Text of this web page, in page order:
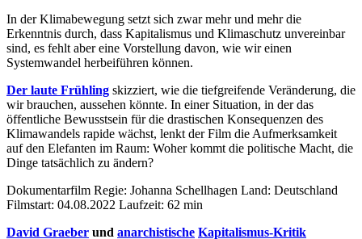
In der Klimabewegung setzt sich zwar mehr und mehr die
Erkenntnis durch, dass Kapitalismus und Klimaschutz unvereinbar
sind, es fehlt aber eine Vorstellung davon, wie wir einen
Systemwandel herbeiführen können.
Der laute Frühling skizziert, wie die tiefgreifende Veränderung, die
wir brauchen, aussehen könnte. In einer Situation, in der das
öffentliche Bewusstsein für die drastischen Konsequenzen des
Klimawandels rapide wächst, lenkt der Film die Aufmerksamkeit
auf den Elefanten im Raum: Woher kommt die politische Macht, die
Dinge tatsächlich zu ändern?
Dokumentarfilm Regie: Johanna Schellhagen Land: Deutschland
Filmstart: 04.08.2022 Laufzeit: 62 min
David Graeber und anarchistische Kapitalismus-Kritik